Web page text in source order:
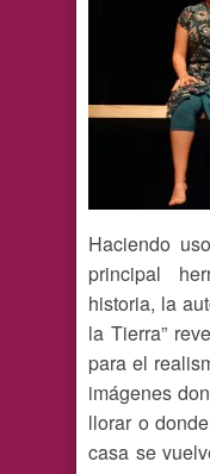
Haciendo
principal
historia, la
la Tierra”
para el
imágenes
llorar o
casa se